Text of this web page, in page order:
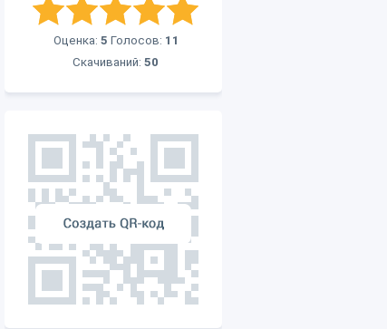
Оценка: 5 Голосов: 11
Скачиваний: 50